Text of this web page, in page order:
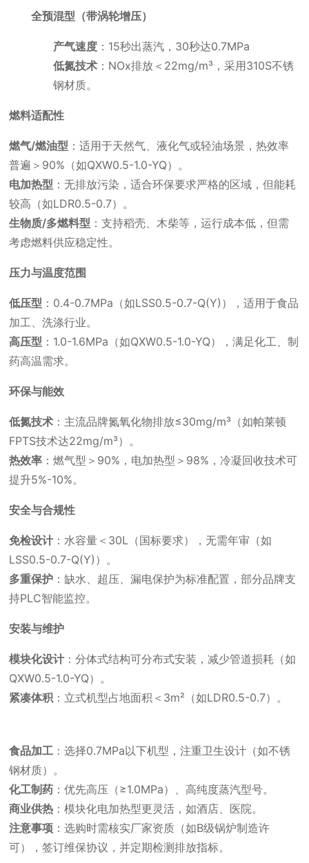
全预混型（带涡轮增压）
产气速度 ：15秒出蒸汽，30秒达0.7MPa
低氮技术 ：NOx排放＜22mg/m³，采用310S不锈
钢材质。
燃料适配性
燃气/燃油型 ：适用于天然气、液化气或轻油场景，热效率
普遍＞90%（如QXW0.5-1.0-YQ）。
电加热型 ：无排放污染，适合环保要求严格的区域，但能耗
较高（如LDR0.5-0.7）。
生物质/多燃料型 ：支持稻壳、木柴等，运行成本低，但需
考虑燃料供应稳定性。
压力与温度范围
低压型 ：0.4-0.7MPa（如LSS0.5-0.7-Q(Y)），适用于食品
加工、洗涤行业。
高压型 ：1.0-1.6MPa（如QXW0.5-1.0-YQ），满足化工、制
药高温需求。
环保与能效
低氮技术 ：主流品牌氮氧化物排放≤30mg/m³（如帕莱顿
FPTS技术达22mg/m³）。
热效率 ：燃气型＞90%，电加热型＞98%，冷凝回收技术可
提升5%-10%。
安全与合规性
免检设计 ：水容量＜30L（国标要求），无需年审（如
LSS0.5-0.7-Q(Y)）。
多重保护 ：缺水、超压、漏电保护为标准配置，部分品牌支
持PLC智能监控。
安装与维护
模块化设计 ：分体式结构可分布式安装，减少管道损耗（如
QXW0.5-1.0-YQ）。
紧凑体积 ：立式机型占地面积＜3m²（如LDR0.5-0.7）。
食品加工 ：选择0.7MPa以下机型，注重卫生设计（如不锈
钢材质）。
化工制药 ：优先高压（≥1.0MPa）、高纯度蒸汽型号。
商业供热 ：模块化电加热型更灵活，如酒店、医院。
注意事项 ：选购时需核实厂家资质（如B级锅炉制造许
可），签订维保协议，并定期检测排放指标。